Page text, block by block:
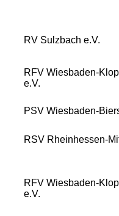
RV Sulzbach e.V.
RFV Wiesbaden-
e.V.
PSV Wiesbaden-
RSV Rheinhessen-
RFV Wiesbaden-
e.V.